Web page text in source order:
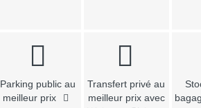
Parking public au
meilleur prix
Transfert privé au
meilleur prix avec